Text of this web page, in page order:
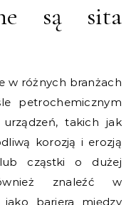
są sita
w różnych branżach
petrochemicznym
takich jak
korozją i erozją
cząstki o dużej
znaleźć w
jako bariera między